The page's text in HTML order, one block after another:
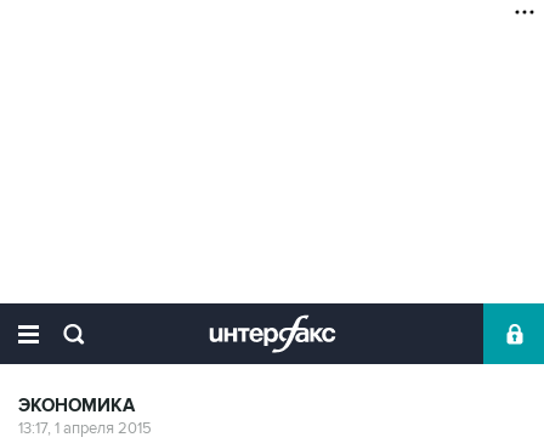
ЭКОНОМИКА
13:17, 1 апреля 2015